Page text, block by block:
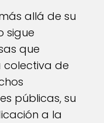
allá de su
sigue
que
colectiva de
públicas, su
a la